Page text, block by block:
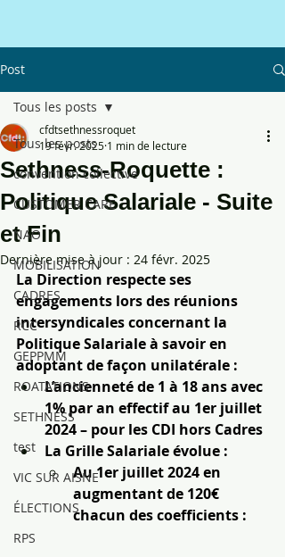
Post
Tous les posts
convention collective
CUSTOMER CARE
NAO
MOBILISATION
CADRES
RCC
GEPPMM
ROATATIONS
SETHNESS
test
VIC SUR AISNE
ÉLECTIONS
RPS
Tous les posts
Sethness-Roquette :
Politique Salariale - Suite
et Fin
cfdtsethnessroquet
19 févr. 2025 1 min de lecture
Dernière mise à jour : 24 févr. 2025
La Direction respecte ses
engagements lors des réunions
intersyndicales concernant la
Politique Salariale à savoir en
adoptant de façon unilatérale :
L’ancienneté de 1 à 18 ans avec
1% par an effectif au 1er juillet
2024 – pour les CDI hors Cadres
La Grille Salariale évolue :
Au 1er juillet 2024 en
augmentant de 120€
chacun des coefficients :